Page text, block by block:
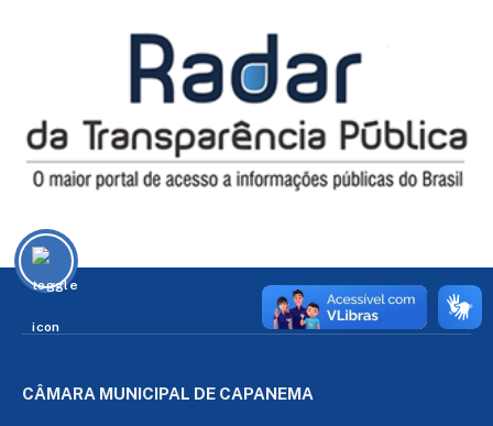
CÂMARA MUNICIPAL DE CAPANEMA